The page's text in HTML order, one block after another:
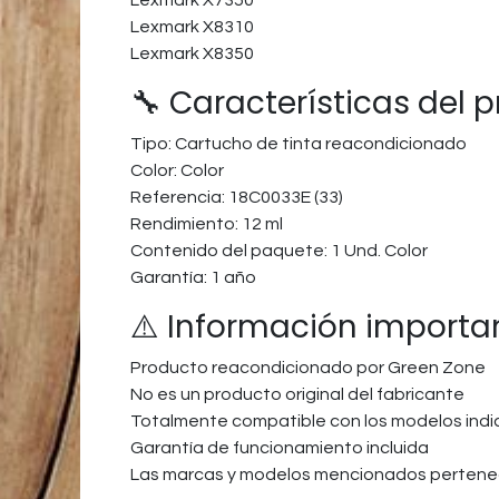
Lexmark X8310
Lexmark X8350
🔧 Características del
Tipo: Cartucho de tinta reacondicionado
Color: Color
Referencia: 18C0033E (33)
Rendimiento: 12 ml
Contenido del paquete: 1 Und. Color
Garantía: 1 año
⚠️ Información
Producto reacondicionado por Green Zone
No es un producto original del fabricante
Totalmente compatible con los modelos
Garantía de funcionamiento incluida
Las marcas y modelos mencionados